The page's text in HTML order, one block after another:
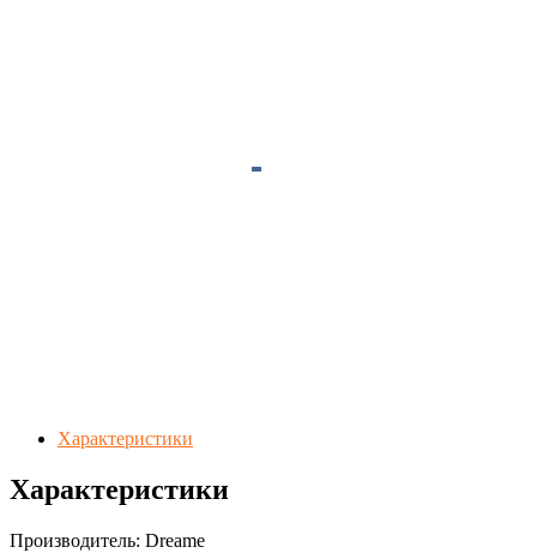
Характеристики
Характеристики
Производитель: Dreame